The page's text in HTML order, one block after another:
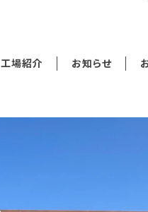
工場紹介 お知らせ